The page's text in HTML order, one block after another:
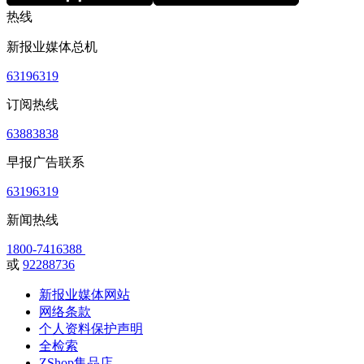
热线
新报业媒体总机
63196319
订阅热线
63883838
早报广告联系
63196319
新闻热线
1800-7416388
或 92288736
新报业媒体网站
网络条款
个人资料保护声明
全检索